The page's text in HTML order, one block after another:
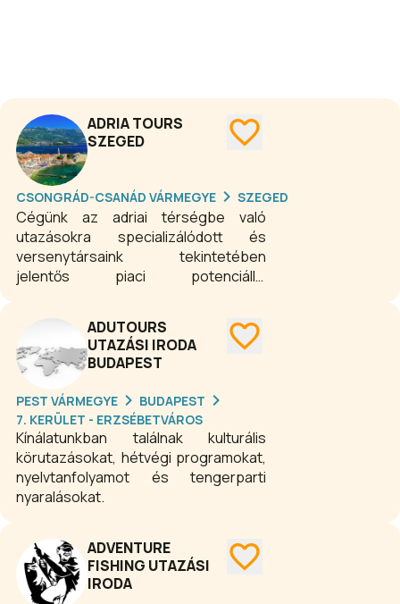
ADRIA TOURS
SZEGED
CSONGRÁD-CSANÁD VÁRMEGYE SZEGED
Cégünk az adriai térségbe való
utazásokra specializálódott és
versenytársaink tekintetében
jelentős piaci potenciállal
többéves utaztatási
tapasztalatainknak köszönhetünk. A
kalandvágy szinte természetesnek
tekinthető, de vannak olyan
tulajdonságok, amiket ugyan az
utazásaink által élünk meg a
legnagyobb dózisban, felhasználásuk
mégis a mindennapokban történik.
Minden egyes utazással kilépsz a
komfortzónádból, ami bátorságot és
fedezheted fel magadban, melyeket
addig el sem tudtál képzelni, hogy
benned vannak.
ADUTOURS
UTAZÁSI IRODA
BUDAPEST
PEST VÁRMEGYE
BUDAPEST
7. KERÜLET - ERZSÉBETVÁROS
Kínálatunkban találnak kulturális
körutazásokat, hétvégi programokat,
nyelvtanfolyamot és tengerparti
nyaralásokat.
ADVENTURE
FISHING UTAZÁSI
IRODA